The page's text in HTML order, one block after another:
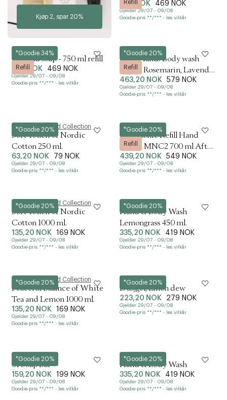
Refill
309 NOK 469 NOK
Gjelder 29/07 - 09/08
Goodie-pris **/*** - les vilkår
*Goodie 34%
Refill
Humdakin
02 hand soap - 750 ml refill
309 NOK 469 NOK
Gjelder 29/07 - 09/08
Goodie-pris **/*** - les vilkår
*Goodie 20%
Refill
L:a Bruket
Refill Hand/Body wash
Salvie, Rosemarin, Lavendel
1000 ml
463,20 NOK 579 NOK
Gjelder 29/07 - 09/08
Goodie-pris **/*** - les vilkår
*Goodie 20%
Magasin du Nord Collection
Soft Touch of Nordic
Cotton 250 ml.
63,20 NOK 79 NOK
Gjelder 29/07 - 09/08
Goodie-pris **/*** - les vilkår
*Goodie 20%
Refill
&Tradition
Mnemonic Refill Hand
Lotion MNC2 700 ml After
the Rain
439,20 NOK 549 NOK
Gjelder 29/07 - 09/08
Goodie-pris **/*** - les vilkår
*Goodie 20%
Magasin du Nord Collection
Soft Touch of Nordic
Cotton 1000 ml.
135,20 NOK 169 NOK
Gjelder 29/07 - 09/08
Goodie-pris **/*** - les vilkår
*Goodie 20%
L:a Bruket
Hand & Body Wash
Lemongrass 450 ml.
335,20 NOK 419 NOK
Gjelder 29/07 - 09/08
Goodie-pris **/*** - les vilkår
*Goodie 20%
Magasin du Nord Collection
Peaceful Balance of White
Tea and Lemon 1000 ml.
135,20 NOK 169 NOK
Gjelder 29/07 - 09/08
Goodie-pris **/*** - les vilkår
*Goodie 20%
Meraki
Dusjgel, Linen dew
223,20 NOK 279 NOK
Gjelder 29/07 - 09/08
Goodie-pris **/*** - les vilkår
*Goodie 20%
Humdakin
01 Soap Bar
159,20 NOK 199 NOK
Gjelder 29/07 - 09/08
Goodie-pris **/*** - les vilkår
*Goodie 20%
L:a Bruket
Hand & Body Wash
335,20 NOK 419 NOK
Gjelder 29/07 - 09/08
Goodie-pris **/*** - les vilkår
Kjøp 2, spar 20%